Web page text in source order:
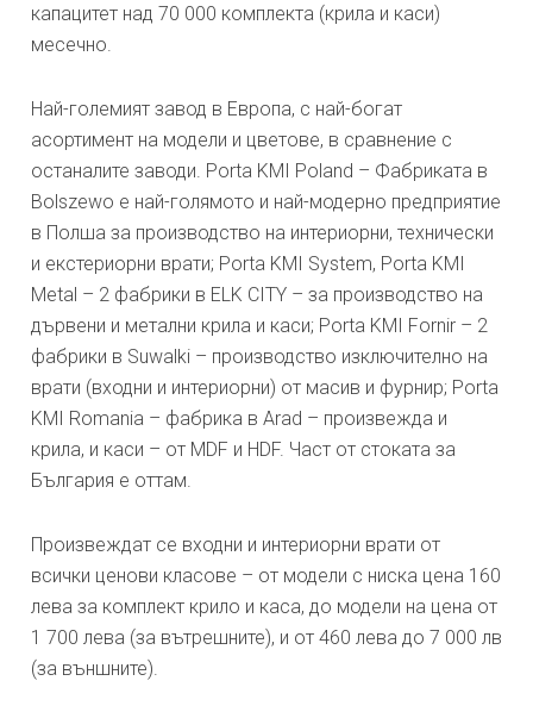
капацитет над 70 000 комплекта (крила и каси)
месечно.
Най-големият завод в Европа, с най-богат
асортимент на модели и цветове, в сравнение с
останалите заводи. Porta KMI Poland – Фабриката в
Bolszewo е най-голямото и най-модерно предприятие
в Полша за производство на интериорни, технически
и екстериорни врати; Porta KMI System, Porta KMI
Metal – 2 фабрики в ELK CITY – за производство на
дървени и метални крила и каси; Porta KMI Fornir – 2
фабрики в Suwalki – производство изключително на
врати (входни и интериорни) от масив и фурнир; Porta
KMI Romania – фабрика в Arad – произвежда и
крила, и каси – от MDF и HDF. Част от стоката за
България е оттам.
Произвеждат се входни и интериорни врати от
всички ценови класове – от модели с ниска цена 160
лева за комплект крило и каса, до модели на цена от
1 700 лева (за вътрешните), и от 460 лева до 7 000 лв
(за външните).